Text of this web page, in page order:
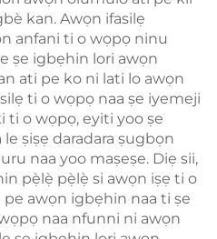
kan. Awọn ifasilẹ
anfani ti o wọpọ ninu
ṣe igbẹhin lori awọn
ati pe ko ni lati lo awọn
ti o wọpọ naa ṣe iyemeji
ti o wọpọ, eyiti yoo ṣe
ṣiṣẹ daradara ṣugbọn
naa yoo maṣeṣe. Diẹ sii,
pẹ̀lẹ̀ pẹ̀lẹ̀ si awọn iṣẹ ti o
awọn igbẹhin naa ti ṣe
naa nfunni ni awọn